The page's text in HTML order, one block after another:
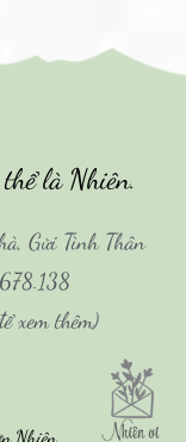
là Nhiên.
Gửi Tình Thân
xem thêm)
Nhiên